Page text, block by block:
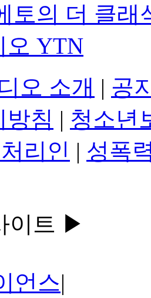
토의 더 클래
오 YTN
오 소개 | 공
방침 | 청소년
리인 | 성폭
이트 ▶
언스|